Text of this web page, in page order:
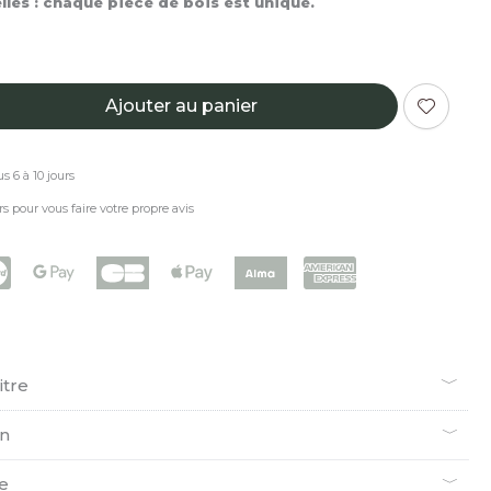
Ajouter au panier
6 à 10 jours
pour vous faire votre propre avis